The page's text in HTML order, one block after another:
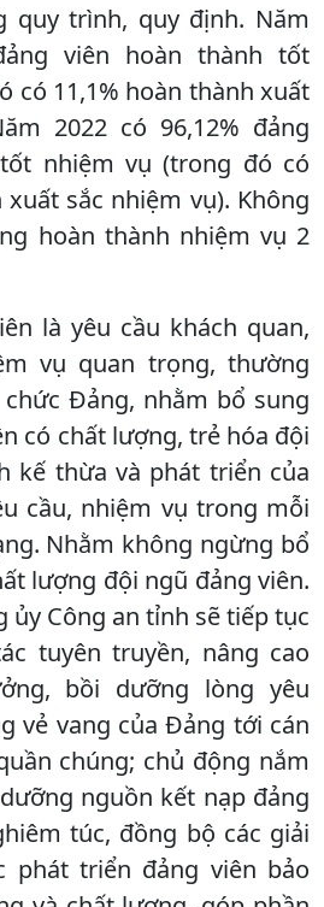
quy trình, quy định. Năm
viên hoàn thành tốt
có 11,1% hoàn thành xuất
2022 có 96,12% đảng
nhiệm vụ (trong đó có
xuất sắc nhiệm vụ). Không
hoàn thành nhiệm vụ 2
là yêu cầu khách quan,
vụ quan trọng, thường
Đảng, nhằm bổ sung
có chất lượng, trẻ hóa đội
kế thừa và phát triển của
cầu, nhiệm vụ trong mỗi
Nhằm không ngừng bổ
lượng đội ngũ đảng viên.
ủy Công an tỉnh sẽ tiếp tục
tuyên truyền, nâng cao
bồi dưỡng lòng yêu
vẻ vang của Đảng tới cán
chúng; chủ động nắm
nguồn kết nạp đảng
túc, đồng bộ các giải
phát triển đảng viên bảo